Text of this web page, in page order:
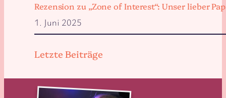
Letzte Beiträge
Rezension zu „Zone of Interest“: Unser lieber
1. Juni 2025